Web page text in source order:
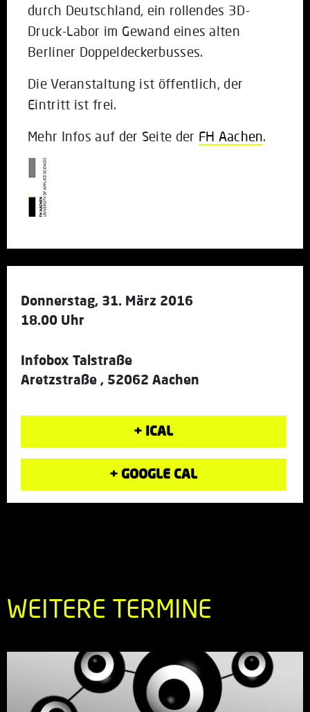
durch Deutschland, ein rollendes 3D-
Druck-Labor im Gewand eines alten
Berliner Doppeldeckerbusses.
Die Veranstaltung ist öffentlich, der
Eintritt ist frei.
Mehr Infos auf der Seite der FH Aachen.
Donnerstag, 31. März 2016
18.00 Uhr
Infobox Talstraße
Aretzstraße , 52062 Aachen
+ ICAL
+ GOOGLE CAL
WEITERE TERMINE